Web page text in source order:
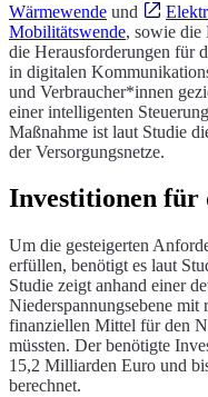
Wärmewende und
Mobilitätswende, sowie die
die Herausforderungen für
in digitalen
und Verbraucher*innen
einer intelligenten
Maßnahme ist laut Studie
der Versorgungsnetze.
Investitionen für
Um die gesteigerten
erfüllen, benötigt es laut
Studie zeigt anhand einer
Niederspannungsebene
finanziellen Mittel für den
müssten. Der benötigte
15,2 Milliarden Euro und
berechnet.